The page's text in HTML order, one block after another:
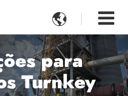

para
Turnkey